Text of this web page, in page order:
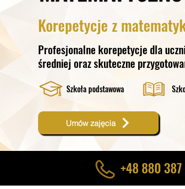
Korepetycje z
Profesjonalne korepetycje dla
średniej oraz skuteczne
​Szkoła podstawowa
Umów zajęcia
+48 880